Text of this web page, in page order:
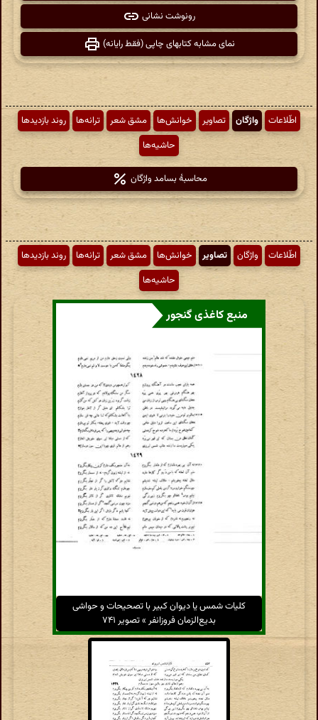
رونوشت نشانی
نمای مشابه کتابهای چاپی (فقط رایانه)
اطّلاعات واژگان تصاویر خوانش‌ها مشق شعر ترانه‌ها
روند بازدیدها
حاشیه‌ها
محاسبهٔ بسامد واژگان
اطّلاعات واژگان تصاویر خوانش‌ها مشق شعر ترانه‌ها
روند بازدیدها
حاشیه‌ها
منبع کاغذی گنجور
کلیات شمس یا دیوان کبیر با تصحیحات و حواشی
بدیع‌الزمان فروزانفر » تصویر ۷۴۱